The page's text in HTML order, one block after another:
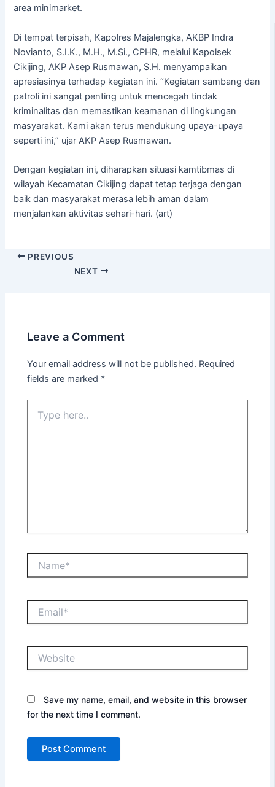
area minimarket.
Di tempat terpisah, Kapolres Majalengka, AKBP Indra
Novianto, S.I.K., M.H., M.Si., CPHR, melalui Kapolsek
Cikijing, AKP Asep Rusmawan, S.H. menyampaikan
apresiasinya terhadap kegiatan ini. “Kegiatan sambang dan
patroli ini sangat penting untuk mencegah tindak
kriminalitas dan memastikan keamanan di lingkungan
masyarakat. Kami akan terus mendukung upaya-upaya
seperti ini,” ujar AKP Asep Rusmawan.
Dengan kegiatan ini, diharapkan situasi kamtibmas di
wilayah Kecamatan Cikijing dapat tetap terjaga dengan
baik dan masyarakat merasa lebih aman dalam
menjalankan aktivitas sehari-hari. (art)
PREVIOUS
NEXT
Leave a Comment
Your email address will not be published. Required
fields are marked *
here..
Save my name, email, and website in this browser
for the next time I comment.